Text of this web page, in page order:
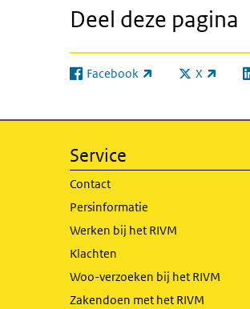
Deel deze pagina
Facebook
(externe link) X
(externe link)
Service
Contact
Persinformatie
Werken bij het RIVM
Klachten
Woo-verzoeken bij het RIVM
Zakendoen met het RIVM